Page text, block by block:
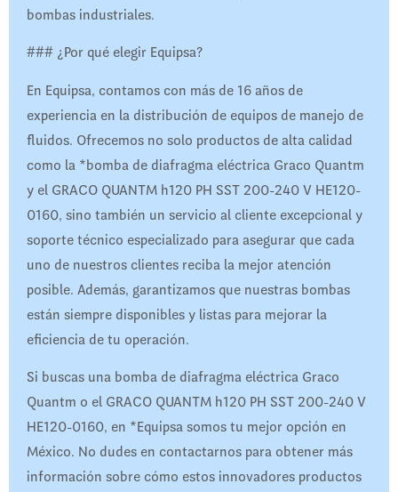
bombas industriales.
### ¿Por qué elegir Equipsa?
En Equipsa, contamos con más de 16 años de
experiencia en la distribución de equipos de manejo de
fluidos. Ofrecemos no solo productos de alta calidad
como la *bomba de diafragma eléctrica Graco Quantm
y el GRACO QUANTM h120 PH SST 200-240 V HE120-
0160, sino también un servicio al cliente excepcional y
soporte técnico especializado para asegurar que cada
uno de nuestros clientes reciba la mejor atención
posible. Además, garantizamos que nuestras bombas
están siempre disponibles y listas para mejorar la
eficiencia de tu operación.
Si buscas una bomba de diafragma eléctrica Graco
Quantm o el GRACO QUANTM h120 PH SST 200-240 V
HE120-0160, en *Equipsa somos tu mejor opción en
México. No dudes en contactarnos para obtener más
información sobre cómo estos innovadores productos